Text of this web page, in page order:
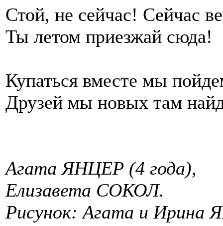
Стой, не сейчас! Сейчас
Ты летом приезжай сюда!
Купаться вместе мы
Друзей мы новых там
Агата ЯНЦЕР (4 года),
Елизавета СОКОЛ.
Рисунок: Агата и Ирина